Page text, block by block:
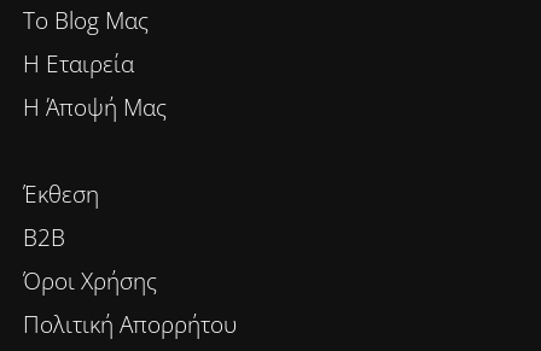
To Blog Μας
Η Εταιρεία
Η Άποψή Μας
Έκθεση
B2B
Όροι Χρήσης
Πολιτική Απορρήτου